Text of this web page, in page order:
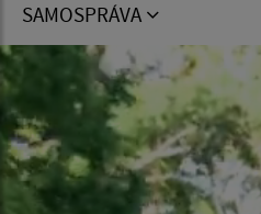
SAMOSPRÁVA